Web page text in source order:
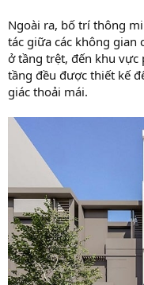
Ngoài ra, bố trí thông
tác giữa các không gian
ở tầng trệt, đến khu
tầng đều được thiết kế
giác thoải mái.